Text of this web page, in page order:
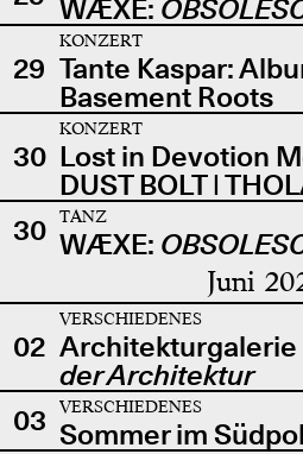
WÆXE:
29
KONZERT
Tante Kaspar:
Basement Roots
30
KONZERT
Lost in Devotion
DUST BOLT |
30
TANZ
WÆXE:
Juni
02
VERSCHIEDENES
Architekturgalerie
der Architektur
03
VERSCHIEDENES
Sommer im